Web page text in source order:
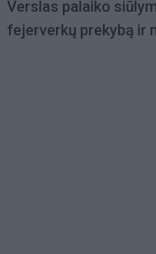
Verslas palaiko
fejerverkų prekybą ir